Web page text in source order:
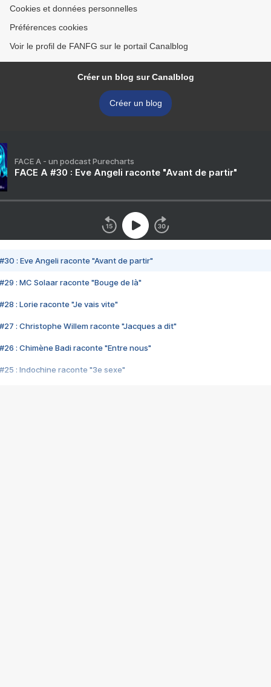
Cookies et données personnelles
Préférences cookies
Voir le profil de FANFG sur le portail Canalblog
Créer un blog sur Canalblog
Créer un blog
FACE A - un podcast Purecharts
FACE A #30 : Eve Angeli raconte "Avant de partir"
#30 : Eve Angeli raconte "Avant de partir"
#29 : MC Solaar raconte "Bouge de là"
#28 : Lorie raconte "Je vais vite"
#27 : Christophe Willem raconte "Jacques a dit"
#26 : Chimène Badi raconte "Entre nous"
#25 : Indochine raconte "3e sexe"